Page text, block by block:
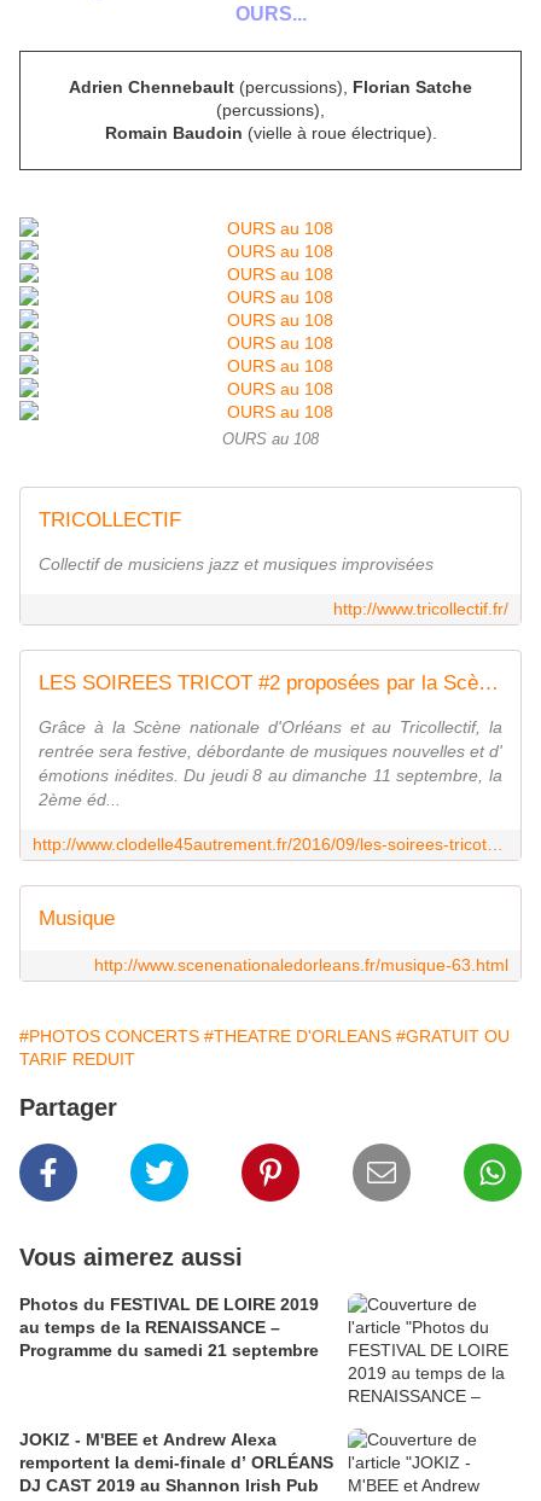
OURS...
Adrien Chennebault (percussions), Florian Satche
(percussions),
Romain Baudoin (vielle à roue électrique).
OURS au 108
TRICOLLECTIF
Collectif de musiciens jazz et musiques improvisées
http://www.tricollectif.fr/
LES SOIREES TRICOT #2 proposées par la Scène nationale d'Orléans et le Tricollectif du 8 au 11 septembre 2016 - VIVRE AUTREMENT VOS LOISIRS avec Clodelle
Grâce à la Scène nationale d'Orléans et au Tricollectif, la
rentrée sera festive, débordante de musiques nouvelles et d'
émotions inédites. Du jeudi 8 au dimanche 11 septembre, la
2ème éd...
Musique
http://www.scenenationaledorleans.fr/musique-63.html
#PHOTOS CONCERTS #THEATRE D'ORLEANS #GRATUIT OU
TARIF REDUIT
Partager
Vous aimerez aussi
Photos du FESTIVAL DE LOIRE 2019
au temps de la RENAISSANCE –
Programme du samedi 21 septembre
JOKIZ - M'BEE et Andrew Alexa
remportent la demi-finale d’ ORLÉANS
DJ CAST 2019 au Shannon Irish Pub